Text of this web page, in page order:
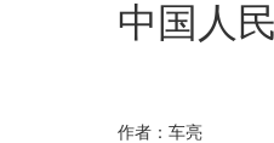
中国人
作者：车亮